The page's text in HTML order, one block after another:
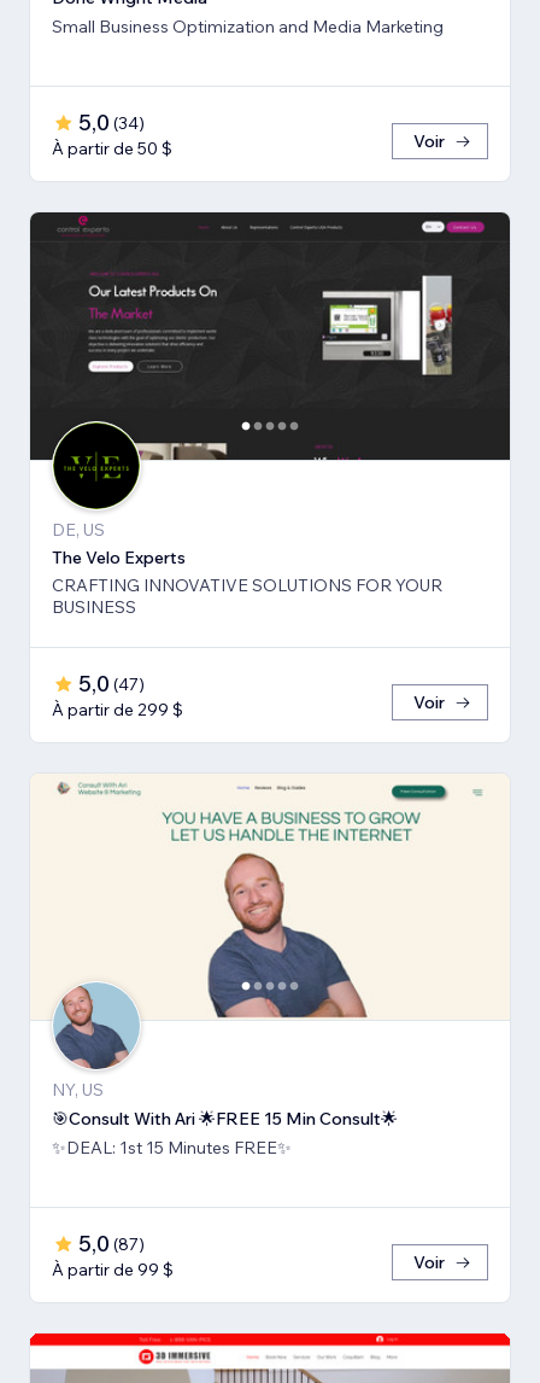
Small Business Optimization and Media Marketing
5,0 (34)
À partir de 50 $
Voir
DE, US
The Velo Experts
CRAFTING INNOVATIVE SOLUTIONS FOR YOUR
BUSINESS
5,0 (47)
À partir de 299 $
Voir
NY, US
🎯Consult With Ari 🌟FREE 15 Min Consult🌟
✨DEAL: 1st 15 Minutes FREE✨
5,0 (87)
À partir de 99 $
Voir